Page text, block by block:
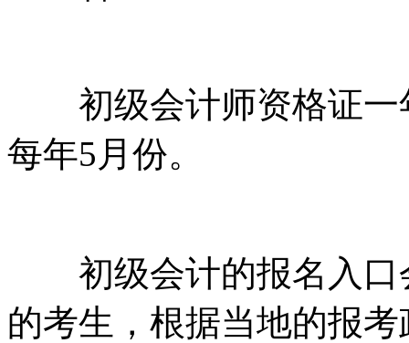
初级会计师资格证一
每年5月份。
初级会计的报名入口
的考生，根据当地的报